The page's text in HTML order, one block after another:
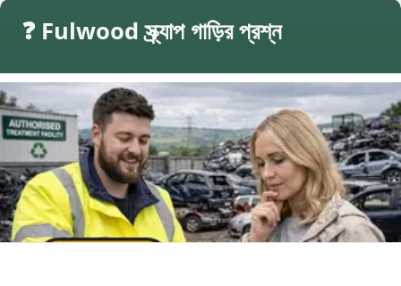
❓ Fulwood স্ক্র্যাপ গাড়ির প্রশ্ন